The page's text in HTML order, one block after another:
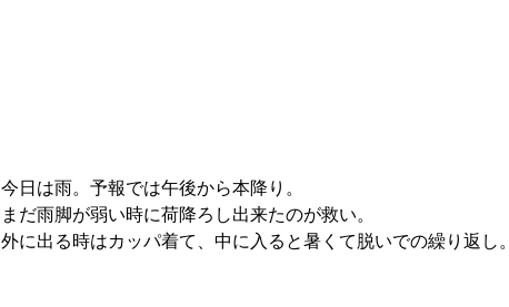
今日は雨。予報では午後から本降り。
まだ雨脚が弱い時に荷降ろし出来たのが救い。
外に出る時はカッパ着て、中に入ると暑くて脱いでの繰り返し。